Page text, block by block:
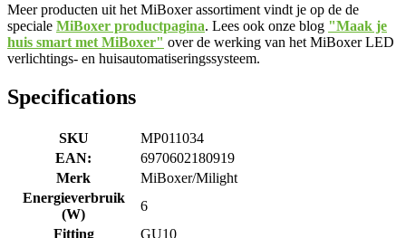
Meer producten uit het MiBoxer assortiment vindt je op de de
speciale MiBoxer productpagina. Lees ook onze blog "Maak je
huis smart met MiBoxer" over de werking van het MiBoxer LED
verlichtings- en huisautomatiseringssysteem.
Specifications
SKU
MP011034
EAN:
6970602180919
Merk
MiBoxer/Milight
Energieverbruik
(W)
6
Fitting
GU10